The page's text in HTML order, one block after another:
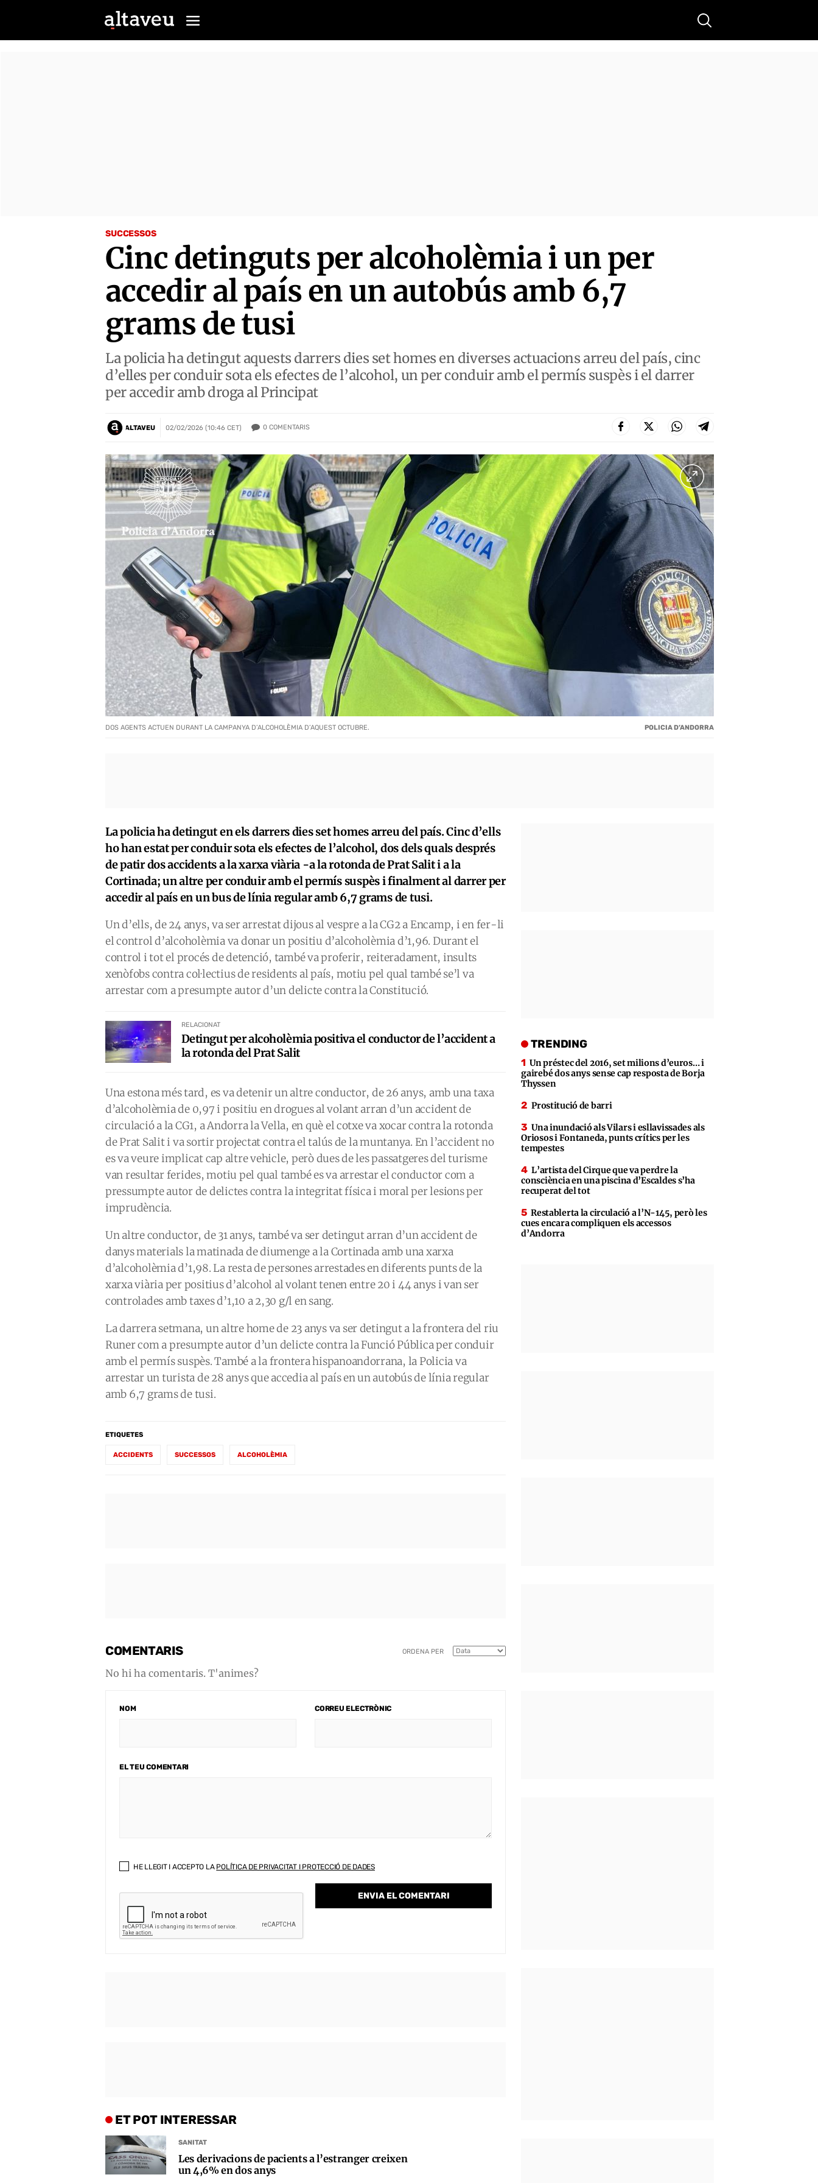
Buscar
SUCCESSOS
Cinc detinguts per alcoholèmia i un per
accedir al país en un autobús amb 6,7
grams de tusi
La policia ha detingut aquests darrers dies set homes en diverses actuacions arreu del país, cinc
d’elles per conduir sota els efectes de l’alcohol, un per conduir amb el permís suspès i el darrer
per accedir amb droga al Principat
ALTAVEU 02/02/2026 (10:46 CET) 0 COMENTARIS
DOS AGENTS ACTUEN DURANT LA CAMPANYA D’ALCOHOLÈMIA D’AQUEST OCTUBRE. POLICIA D’ANDORRA
La policia ha detingut en els darrers dies set homes arreu del país. Cinc d’ells
ho han estat per conduir sota els efectes de l’alcohol, dos dels quals després
de patir dos accidents a la xarxa viària -a la rotonda de Prat Salit i a la
Cortinada; un altre per conduir amb el permís suspès i finalment al darrer per
accedir al país en un bus de línia regular amb 6,7 grams de tusi.
Un d’ells, de 24 anys, va ser arrestat dijous al vespre a la CG2 a Encamp, i en fer-li
el control d’alcoholèmia va donar un positiu d’alcoholèmia d’1,96. Durant el
control i tot el procés de detenció, també va proferir, reiteradament, insults
xenòfobs contra col·lectius de residents al país, motiu pel qual també se’l va
arrestar com a presumpte autor d’un delicte contra la Constitució.
RELACIONAT
Detingut per alcoholèmia positiva el conductor de l’accident a
la rotonda del Prat Salit
Una estona més tard, es va detenir un altre conductor, de 26 anys, amb una taxa
d’alcoholèmia de 0,97 i positiu en drogues al volant arran d’un accident de
circulació a la CG1, a Andorra la Vella, en què el cotxe va xocar contra la rotonda
de Prat Salit i va sortir projectat contra el talús de la muntanya. En l’accident no
es va veure implicat cap altre vehicle, però dues de les passatgeres del turisme
van resultar ferides, motiu pel qual també es va arrestar el conductor com a
pressumpte autor de delictes contra la integritat física i moral per lesions per
imprudència.
Un altre conductor, de 31 anys, també va ser detingut arran d’un accident de
danys materials la matinada de diumenge a la Cortinada amb una xarxa
d’alcoholèmia d’1,98. La resta de persones arrestades en diferents punts de la
xarxa viària per positius d’alcohol al volant tenen entre 20 i 44 anys i van ser
controlades amb taxes d’1,10 a 2,30 g/l en sang.
La darrera setmana, un altre home de 23 anys va ser detingut a la frontera del riu
Runer com a presumpte autor d’un delicte contra la Funció Pública per conduir
amb el permís suspès. També a la frontera hispanoandorrana, la Policia va
arrestar un turista de 28 anys que accedia al país en un autobús de línia regular
amb 6,7 grams de tusi.
ETIQUETES
ACCIDENTS SUCCESSOS ALCOHOLÈMIA
COMENTARIS ORDENA PER
No hi ha comentaris. T'animes?
NOM CORREU ELECTRÒNIC
EL TEU COMENTARI
HE LLEGIT I ACCEPTO LA POLÍTICA DE PRIVACITAT I PROTECCIÓ DE DADES
ET POT INTERESSAR
SANITAT
Les derivacions de pacients a l’estranger creixen
un 4,6% en dos anys
TRENDING
Un préstec del 2016, set milions d’euros… i
gairebé dos anys sense cap resposta de Borja
Thyssen
Prostitució de barri
Una inundació als Vilars i esllavissades als
Oriosos i Fontaneda, punts crítics per les
tempestes
L’artista del Cirque que va perdre la
consciència en una piscina d’Escaldes s’ha
recuperat del tot
Restablerta la circulació a l’N-145, però les
cues encara compliquen els accessos
d’Andorra